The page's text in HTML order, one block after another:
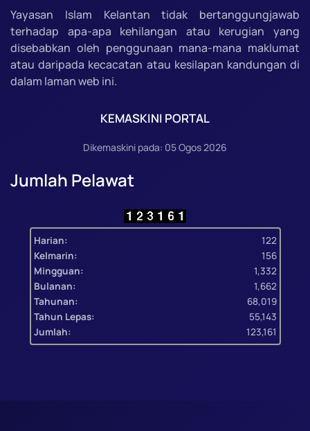
Yayasan Islam Kelantan tidak bertanggungjawab
terhadap apa-apa kehilangan atau kerugian yang
disebabkan oleh penggunaan mana-mana maklumat
atau daripada kecacatan atau kesilapan kandungan di
dalam laman web ini.
KEMASKINI PORTAL
Dikemaskini pada: 05 Ogos 2026
Jumlah Pelawat
Harian:
122
Kelmarin:
156
Mingguan:
1,332
Bulanan:
1,662
Tahunan:
68,019
Tahun Lepas:
55,143
Jumlah:
123,161